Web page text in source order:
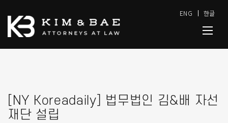
ENG 한글
[NY Koreadaily] 법무법인 김&배 자선
재단 설립